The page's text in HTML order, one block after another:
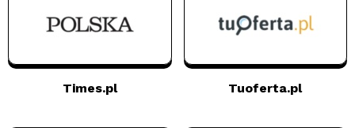
Times.pl Tuoferta.pl